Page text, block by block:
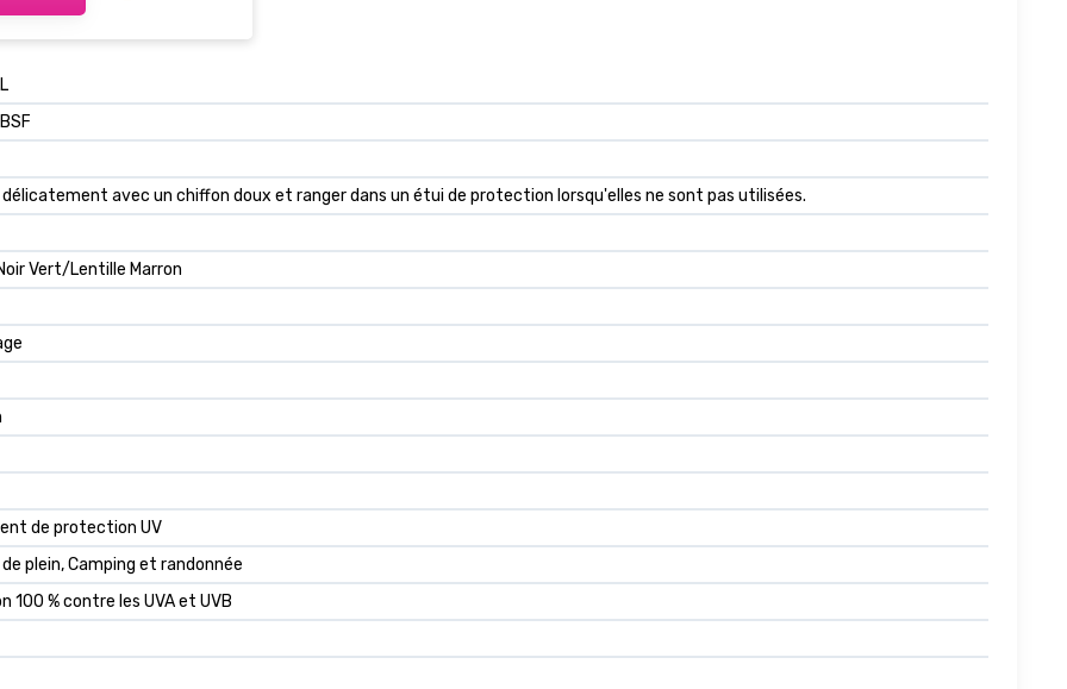
avec un chiffon doux et ranger dans un étui de protection lorsqu'elles ne sont pas utilisées.
Vert/Lentille Marron
de protection UV
plein, Camping et randonnée
100 % contre les UVA et UVB